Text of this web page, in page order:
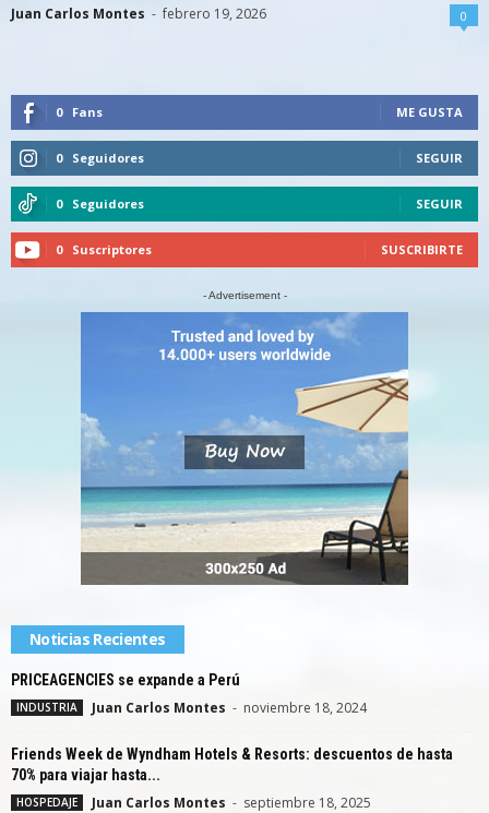
Juan Carlos Montes - febrero 19, 2026 0
0 Fans ME GUSTA
0 Seguidores SEGUIR
0 Seguidores SEGUIR
0 Suscriptores SUSCRIBIRTE
- Advertisement -
Noticias Recientes
PRICEAGENCIES se expande a Perú
INDUSTRIA Juan Carlos Montes - noviembre 18, 2024
Friends Week de Wyndham Hotels & Resorts: descuentos de hasta
70% para viajar hasta...
HOSPEDAJE Juan Carlos Montes - septiembre 18, 2025